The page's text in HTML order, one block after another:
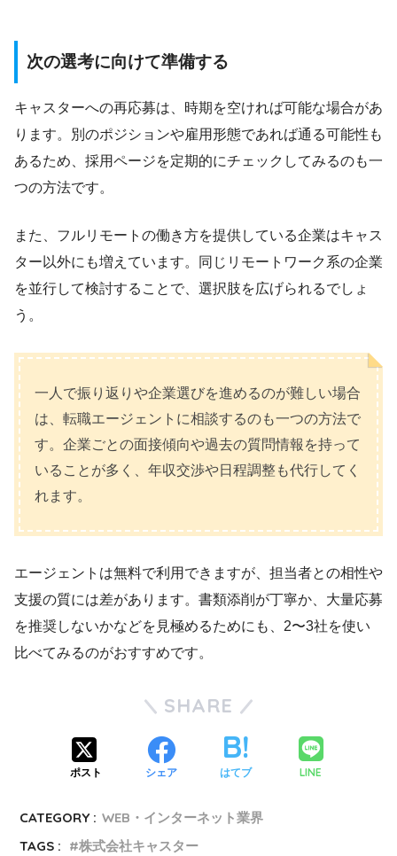
次の選考に向けて準備する
キャスターへの再応募は、時期を空ければ可能な場合があ
ります。別のポジションや雇用形態であれば通る可能性も
あるため、採用ページを定期的にチェックしてみるのも一
つの方法です。
また、フルリモートの働き方を提供している企業はキャス
ター以外にも増えています。同じリモートワーク系の企業
を並行して検討することで、選択肢を広げられるでしょ
う。
一人で振り返りや企業選びを進めるのが難しい場合
は、転職エージェントに相談するのも一つの方法で
す。企業ごとの面接傾向や過去の質問情報を持って
いることが多く、年収交渉や日程調整も代行してく
れます。
エージェントは無料で利用できますが、担当者との相性や
支援の質には差があります。書類添削が丁寧か、大量応募
を推奨しないかなどを見極めるためにも、2〜3社を使い
比べてみるのがおすすめです。
SHARE
ポスト シェア はてブ LINE
CATEGORY : WEB・インターネット業界
TAGS :
株式会社キャスター